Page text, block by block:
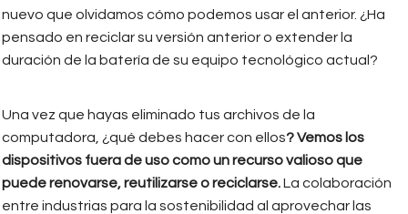
nuevo que olvidamos cómo podemos usar el anterior. ¿Ha
pensado en reciclar su versión anterior o extender la
duración de la batería de su equipo tecnológico actual?
Una vez que hayas eliminado tus archivos de la
computadora, ¿qué debes hacer con ellos? Vemos los
dispositivos fuera de uso como un recurso valioso que
puede renovarse, reutilizarse o reciclarse.La colaboración
entre industrias para la sostenibilidad al aprovechar las